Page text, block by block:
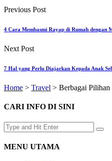
Previous Post
4 Cara Membasmi Rayap di Rumah dengan
Next Post
7 Hal yang Perlu Diajarkan Kepada Anak
Home > Travel > Berbagai
CARI INFO DI SINI
MENU UTAMA